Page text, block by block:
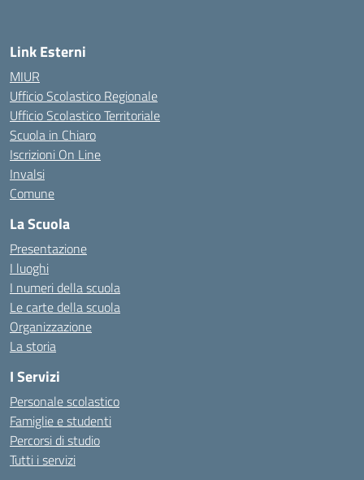
Link Esterni
MIUR
Ufficio Scolastico Regionale
Ufficio Scolastico Territoriale
Scuola in Chiaro
Iscrizioni On Line
Invalsi
Comune
La Scuola
Presentazione
I luoghi
I numeri della scuola
Le carte della scuola
Organizzazione
La storia
I Servizi
Personale scolastico
Famiglie e studenti
Percorsi di studio
Tutti i servizi